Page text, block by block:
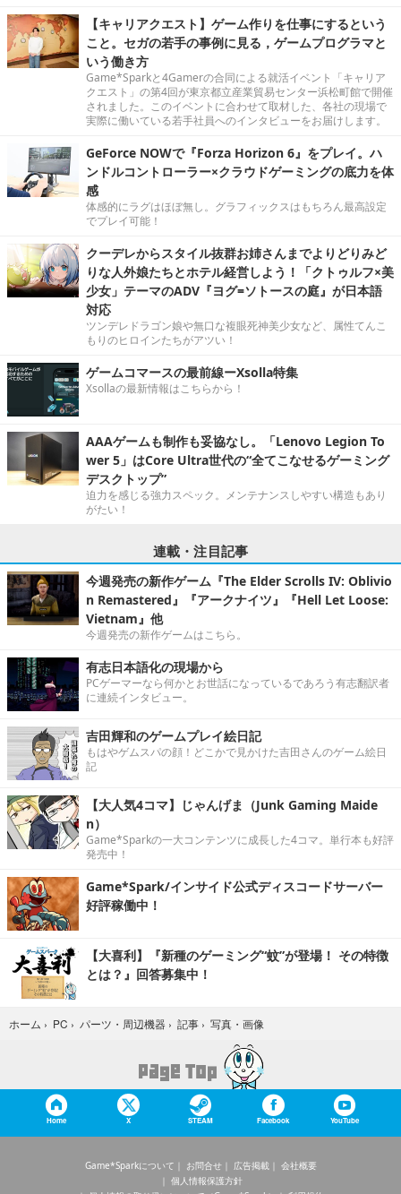
【キャリアクエスト】ゲーム作りを仕事にするという
こと。セガの若手の事例に見る，ゲームプログラマと
いう働き方
Game*Sparkと4Gamerの合同による就活イベント「キャリア
クエスト」の第4回が東京都立産業貿易センター浜松町館で開催
されました。このイベントに合わせて取材した、各社の現場で
実際に働いている若手社員へのインタビューをお届けします。
GeForce NOWで『Forza Horizon 6』をプレイ。ハ
ンドルコントローラー×クラウドゲーミングの底力を体
感
体感的にラグはほぼ無し。グラフィックスはもちろん最高設定
でプレイ可能！
クーデレからスタイル抜群お姉さんまでよりどりみど
りな人外娘たちとホテル経営しよう！「クトゥルフ×美
少女」テーマのADV『ヨグ=ソトースの庭』が日本語
対応
ツンデレドラゴン娘や無口な複眼死神美少女など、属性てんこ
もりのヒロインたちがアツい！
ゲームコマースの最前線ーXsolla特集
Xsollaの最新情報はこちらから！
AAAゲームも制作も妥協なし。「Lenovo Legion To
wer 5」はCore Ultra世代の“全てこなせるゲーミング
デスクトップ”
迫力を感じる強力スペック。メンテナンスしやすい構造もあり
がたい！
連載・注目記事
今週発売の新作ゲーム『The Elder Scrolls IV: Oblivio
n Remastered』『アークナイツ』『Hell Let Loose:
Vietnam』他
今週発売の新作ゲームはこちら。
有志日本語化の現場から
PCゲーマーなら何かとお世話になっているであろう有志翻訳者
に連続インタビュー。
吉田輝和のゲームプレイ絵日記
もはやゲムスパの顔！どこかで見かけた吉田さんのゲーム絵日
記
【大人気4コマ】じゃんげま（Junk Gaming Maide
n）
Game*Sparkの一大コンテンツに成長した4コマ。単行本も好評
発売中！
Game*Spark/インサイド公式ディスコードサーバー
好評稼働中！
【大喜利】『新種のゲーミング“蚊”が登場！ その特徴
とは？』回答募集中！
ホーム › PC › パーツ・周辺機器 › 記事 › 写真・画像
Home X STEAM Facebook YouTube
Game*Sparkについて お問合せ 広告掲載
会社概要
個人情報保護方針